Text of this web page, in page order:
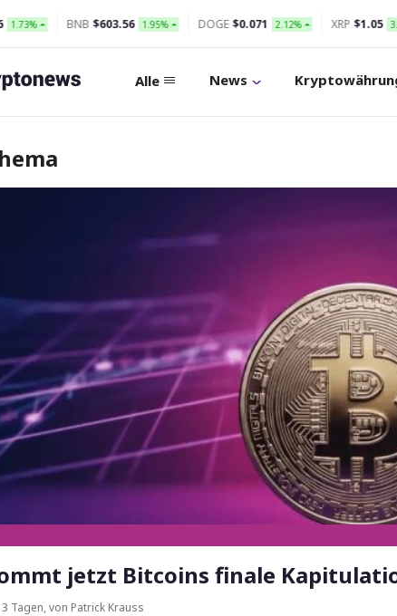
1.95% DOGE $0.071 2.12% XRP $1.05 3.07% BTC
Alle News
jetzt Bitcoins finale
Tagen,von Patrick Krauss